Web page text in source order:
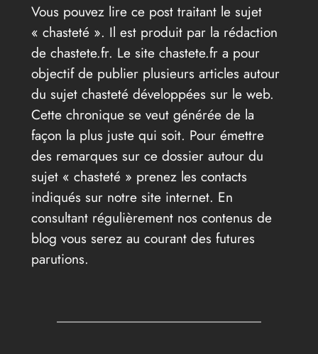
Vous pouvez lire ce post traitant le sujet
« chasteté ». Il est produit par la rédaction
de chastete.fr. Le site chastete.fr a pour
objectif de publier plusieurs articles autour
du sujet chasteté développées sur le web.
Cette chronique se veut générée de la
façon la plus juste qui soit. Pour émettre
des remarques sur ce dossier autour du
sujet « chasteté » prenez les contacts
indiqués sur notre site internet. En
consultant régulièrement nos contenus de
blog vous serez au courant des futures
parutions.